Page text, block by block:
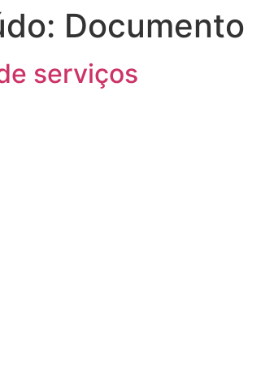
Documento
serviços